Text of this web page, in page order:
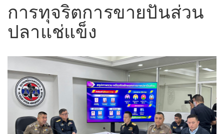
การทุจริตการขายปันส่วน
ปลาแช่แข็ง